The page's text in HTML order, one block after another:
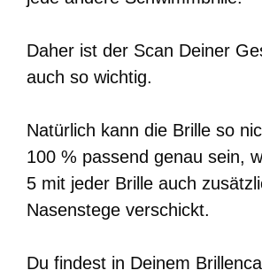
Daher ist der Scan Deiner
auch so wichtig.
Natürlich kann die Brille so
100 % passend genau sein,
5 mit jeder Brille auch
Nasenstege verschickt.
Du findest in Deinem